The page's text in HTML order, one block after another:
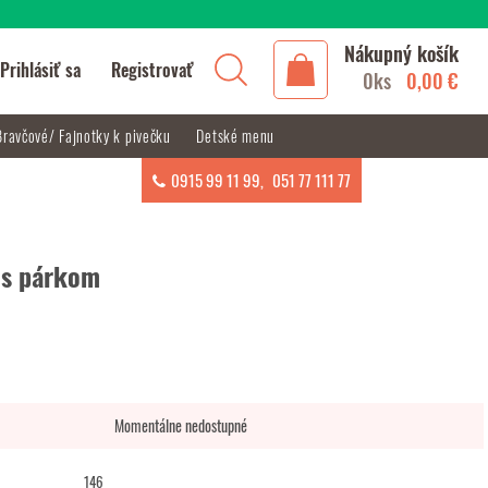
párkom
Momentálne nedostupné
146
Prihlásiť sa Registrovať
Nákupný košík
0ks 0,00 €
Fajnotky k pivečku Detské menu
0915 99 11 99, 051 77 111 77